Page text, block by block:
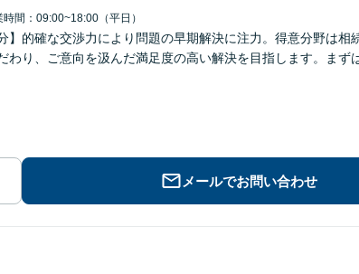
時間：09:00~18:00（平日）
】的確な交渉力により問題の早期解決に注力。得意分野は相
わり、ご意向を汲んだ満足度の高い解決を目指します。まず
メールでお問い合わせ